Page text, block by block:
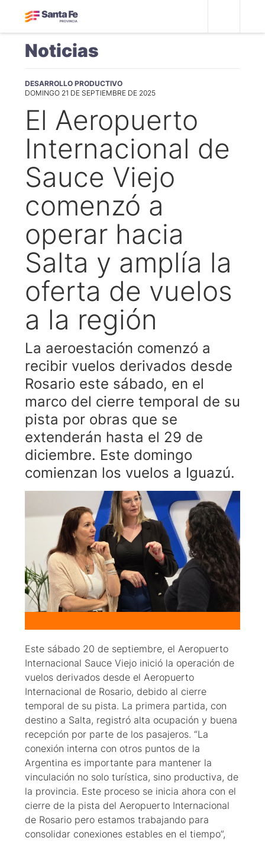
Noticias
DESARROLLO PRODUCTIVO
DOMINGO 21 DE SEPTIEMBRE DE 2025
El Aeropuerto
Internacional de
Sauce Viejo
comenzó a
operar hacia
Salta y amplía la
oferta de vuelos
a la región
La aeroestación comenzó a
recibir vuelos derivados desde
Rosario este sábado, en el
marco del cierre temporal de su
pista por obras que se
extenderán hasta el 29 de
diciembre. Este domingo
comienzan los vuelos a Iguazú.
Este sábado 20 de septiembre, el Aeropuerto
Internacional Sauce Viejo inició la operación de
vuelos derivados desde el Aeropuerto
Internacional de Rosario, debido al cierre
temporal de su pista. La primera partida, con
destino a Salta, registró alta ocupación y buena
recepción por parte de los pasajeros. “La
conexión interna con otros puntos de la
Argentina es importante para mantener la
vinculación no solo turística, sino productiva, de
la provincia. Este proceso se inicia ahora con el
cierre de la pista del Aeropuerto Internacional
de Rosario pero estamos trabajando para
consolidar conexiones estables en el tiempo”,